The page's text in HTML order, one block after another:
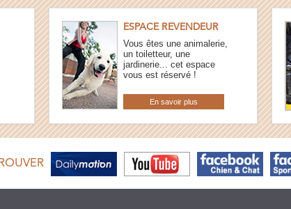
ESPACE REVENDEUR
Vous êtes une animalerie,
un toiletteur, une
jardinerie... cet espace
vous est réservé !
En savoir plus